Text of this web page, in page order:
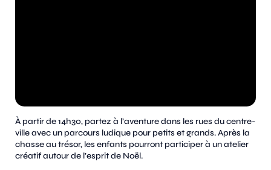
À partir de 14h30, partez à l’aventure dans les rues du centre-
ville avec un parcours ludique pour petits et grands. Après la
chasse au trésor, les enfants pourront participer à un atelier
créatif autour de l’esprit de Noël.